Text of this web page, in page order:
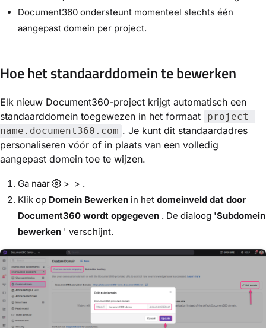
Document360 ondersteunt momenteel slechts één
aangepast domein per project.
Hoe het standaarddomein te bewerken
Elk nieuw Document360-project krijgt automatisch een
standaarddomein toegewezen in het formaat
project-
name.document360.com . Je kunt dit standaardadres
personaliseren vóór of in plaats van een volledig
aangepast domein toe te wijzen.
Ga naar
> > .
Klik op Domein Bewerken in het domeinveld dat door
Document360 wordt opgegeven . De dialoog 'Subdomein
bewerken ' verschijnt.